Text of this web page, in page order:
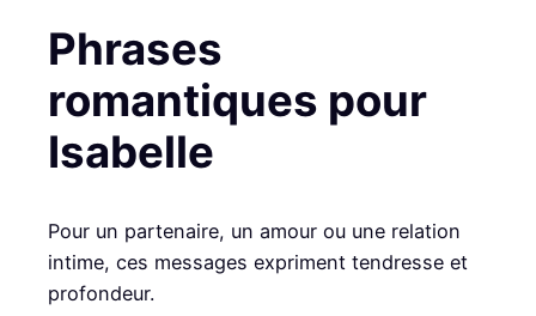
Phrases
romantiques pour
Isabelle
Pour un partenaire, un amour ou une relation
intime, ces messages expriment tendresse et
profondeur.